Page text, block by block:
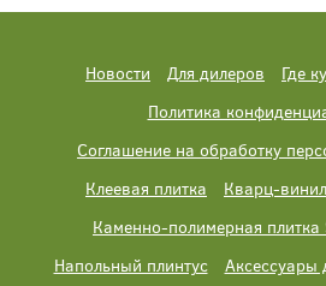
Новости Для дилеров Где
Политика
Соглашение на обработку
Клеевая плитка
Кварц-
Каменно-полимерная плитка
Напольный плинтус
Аксессуары